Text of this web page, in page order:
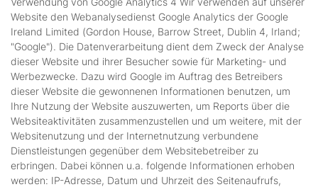
Website den Webanalysedienst Google Analytics der Google
Ireland Limited (Gordon House, Barrow Street, Dublin 4, Irland;
"Google"). Die Datenverarbeitung dient dem Zweck der Analyse
dieser Website und ihrer Besucher sowie für Marketing- und
Werbezwecke. Dazu wird Google im Auftrag des Betreibers
dieser Website die gewonnenen Informationen benutzen, um
Ihre Nutzung der Website auszuwerten, um Reports über die
Websiteaktivitäten zusammenzustellen und um weitere, mit der
Websitenutzung und der Internetnutzung verbundene
Dienstleistungen gegenüber dem Websitebetreiber zu
erbringen. Dabei können u.a. folgende Informationen erhoben
werden: IP-Adresse, Datum und Uhrzeit des Seitenaufrufs,